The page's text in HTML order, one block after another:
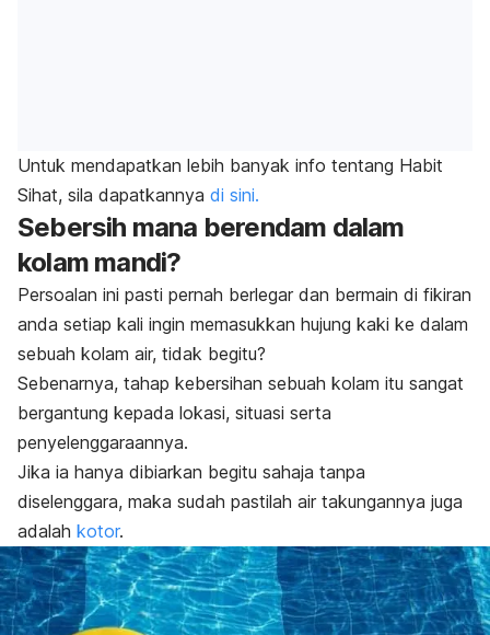
Untuk mendapatkan lebih banyak info tentang Habit
Sihat, sila dapatkannya di sini.
Sebersih mana berendam dalam
kolam mandi?
Persoalan ini pasti pernah berlegar dan bermain di fikiran
anda setiap kali ingin memasukkan hujung kaki ke dalam
sebuah kolam air, tidak begitu?
Sebenarnya, tahap kebersihan sebuah kolam itu sangat
bergantung kepada lokasi, situasi serta
penyelenggaraannya.
Jika ia hanya dibiarkan begitu sahaja tanpa
diselenggara, maka sudah pastilah air takungannya juga
adalah kotor.